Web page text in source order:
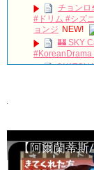
チョンロ
#ドリム #シズ
ョンジ NEW!
🏰 SKY
[MV] Jang
(The Miracle
ENA 디
#チャン・グン